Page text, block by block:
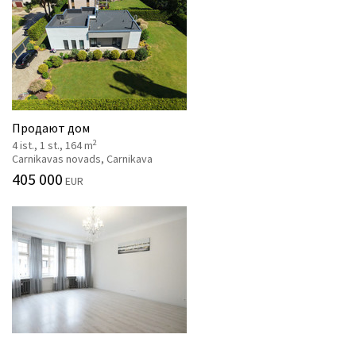
Продают дом
4 ist., 1 st., 164 m2
Carnikavas novads, Carnikava
405 000 EUR